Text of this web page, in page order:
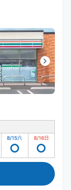
8/15六 8/16日